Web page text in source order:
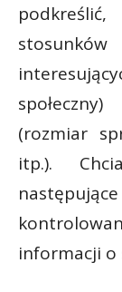
(rozmiar
itp.).
informacji o